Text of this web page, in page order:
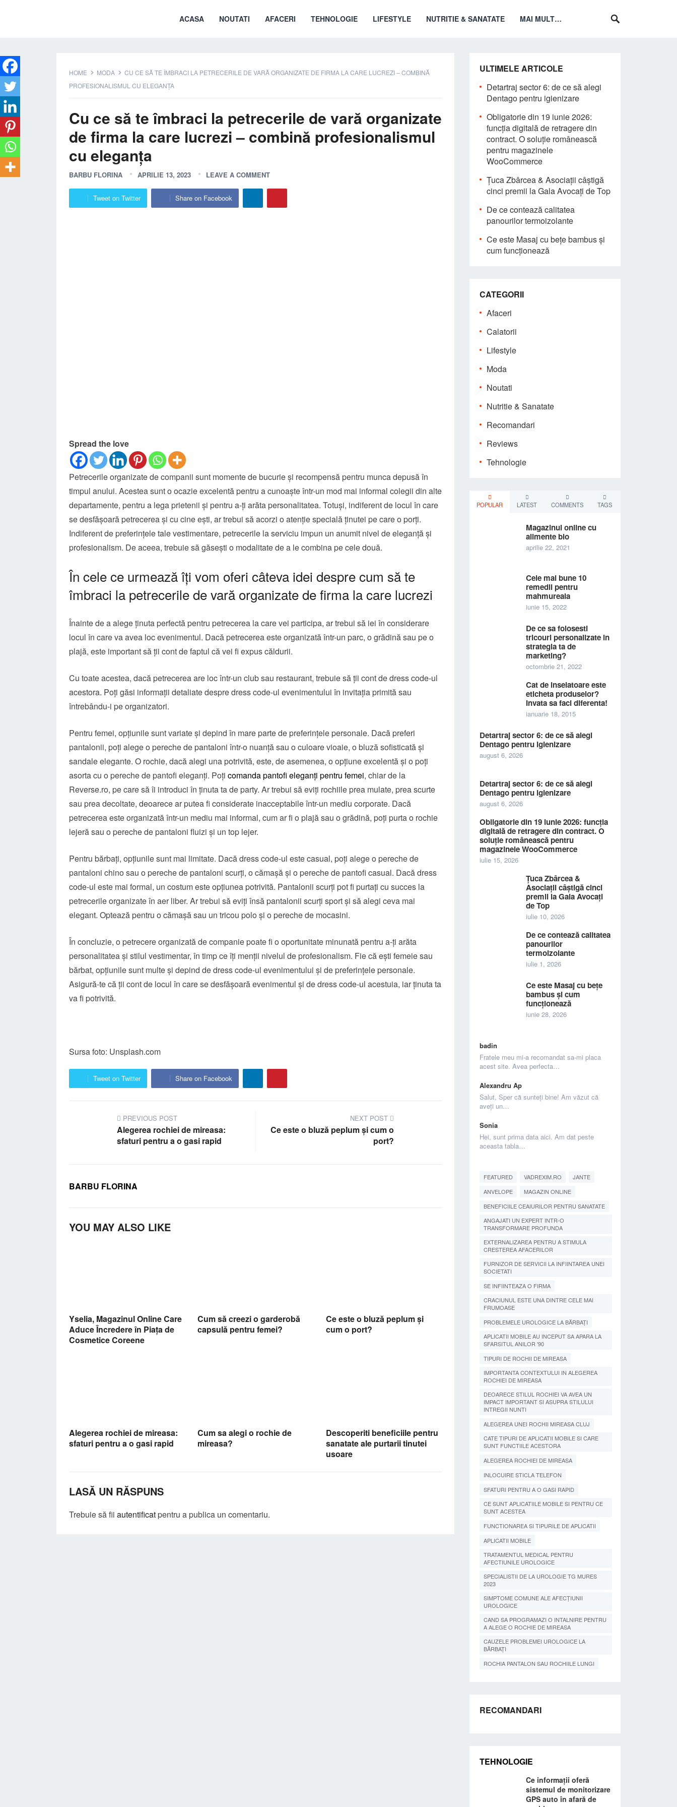
ACASA NOUTATI AFACERI TEHNOLOGIE LIFESTYLE NUTRITIE & SANATATE MAI MULT…
HOME MODA
CU CE SĂ TE ÎMBRACI LA PETRECERILE DE VARĂ ORGANIZATE DE FIRMA LA CARE LUCREZI – COMBINĂ
PROFESIONALISMUL CU ELEGANȚA
Cu ce să te îmbraci la petrecerile de vară organizate
de firma la care lucrezi – combină profesionalismul
cu eleganța
BARBU FLORINA APRILIE 13, 2023 LEAVE A COMMENT
Tweet on Twitter Share on Facebook
Spread the love
Petrecerile organizate de companii sunt momente de bucurie și recompensă pentru munca depusă în
timpul anului. Acestea sunt o ocazie excelentă pentru a cunoaște într-un mod mai informal colegii din alte
departamente, pentru a lega prietenii și pentru a-ți arăta personalitatea. Totuși, indiferent de locul în care
se desfășoară petrecerea și cu cine ești, ar trebui să acorzi o atenție specială ținutei pe care o porți.
Indiferent de preferințele tale vestimentare, petrecerile la serviciu impun un anumit nivel de eleganță și
profesionalism. De aceea, trebuie să găsești o modalitate de a le combina pe cele două.
În cele ce urmează îți vom oferi câteva idei despre cum să te
îmbraci la petrecerile de vară organizate de firma la care lucrezi
Înainte de a alege ținuta perfectă pentru petrecerea la care vei participa, ar trebui să iei în considerare
locul în care va avea loc evenimentul. Dacă petrecerea este organizată într-un parc, o grădină sau pe o
plajă, este important să ții cont de faptul că vei fi expus căldurii.
Cu toate acestea, dacă petrecerea are loc într-un club sau restaurant, trebuie să ții cont de dress code-ul
acestora. Poți găsi informații detaliate despre dress code-ul evenimentului în invitația primită sau
întrebându-i pe organizatori.
Pentru femei, opțiunile sunt variate și depind în mare parte de preferințele personale. Dacă preferi
pantalonii, poți alege o pereche de pantaloni într-o nuanță sau o culoare vioaie, o bluză sofisticată și
sandale elegante. O rochie, dacă alegi una potrivită, este, de asemenea, o opțiune excelentă și o poți
asorta cu o pereche de pantofi eleganți. Poți comanda pantofi eleganți pentru femei, chiar de la
Reverse.ro, pe care să îi introduci în ținuta ta de party. Ar trebui să eviți rochiile prea mulate, prea scurte
sau prea decoltate, deoarece ar putea fi considerate inacceptabile într-un mediu corporate. Dacă
petrecerea este organizată într-un mediu mai informal, cum ar fi o plajă sau o grădină, poți purta o rochie
lejeră sau o pereche de pantaloni fluizi și un top lejer.
Pentru bărbați, opțiunile sunt mai limitate. Dacă dress code-ul este casual, poți alege o pereche de
pantaloni chino sau o pereche de pantaloni scurți, o cămașă și o pereche de pantofi casual. Dacă dress
code-ul este mai formal, un costum este opțiunea potrivită. Pantalonii scurți pot fi purtați cu succes la
petrecerile organizate în aer liber. Ar trebui să eviți însă pantalonii scurți sport și să alegi ceva mai
elegant. Optează pentru o cămașă sau un tricou polo și o pereche de mocasini.
În concluzie, o petrecere organizată de companie poate fi o oportunitate minunată pentru a-ți arăta
personalitatea și stilul vestimentar, în timp ce îți menții nivelul de profesionalism. Fie că ești femeie sau
bărbat, opțiunile sunt multe și depind de dress code-ul evenimentului și de preferințele personale.
Asigură-te că ții cont de locul în care se desfășoară evenimentul și de dress code-ul acestuia, iar ținuta ta
va fi potrivită.
Sursa foto: Unsplash.com
Tweet on Twitter Share on Facebook
PREVIOUS POST
Alegerea rochiei de mireasa:
sfaturi pentru a o gasi rapid
NEXT POST
Ce este o bluză peplum și cum o
port?
BARBU FLORINA
YOU MAY ALSO LIKE
Yselia, Magazinul Online Care
Aduce Încredere în Piața de
Cosmetice Coreene
Cum să creezi o garderobă
capsulă pentru femei?
Ce este o bluză peplum și
cum o port?
Alegerea rochiei de mireasa:
sfaturi pentru a o gasi rapid
Cum sa alegi o rochie de
mireasa?
Descoperiti beneficiile pentru
sanatate ale purtarii tinutei
usoare
LASĂ UN RĂSPUNS
Trebuie să fii autentificat pentru a publica un comentariu.
ULTIMELE ARTICOLE
Detartraj sector 6: de ce să alegi
Dentago pentru igienizare
Obligatorie din 19 iunie 2026:
funcția digitală de retragere din
contract. O soluție românească
pentru magazinele
WooCommerce
Țuca Zbârcea & Asociații câștigă
cinci premii la Gala Avocați de Top
De ce contează calitatea
panourilor termoizolante
Ce este Masaj cu bețe bambus și
cum funcționează
CATEGORII
Afaceri
Calatorii
Lifestyle
Moda
Noutati
Nutritie & Sanatate
Recomandari
Reviews
Tehnologie
POPULAR LATEST COMMENTS TAGS
Magazinul online cu
alimente bio
aprilie 22, 2021
Cele mai bune 10
remedii pentru
mahmureala
iunie 15, 2022
De ce sa folosesti
tricouri personalizate in
strategia ta de
marketing?
octombrie 21, 2022
Cat de inselatoare este
eticheta produselor?
Invata sa faci diferenta!
ianuarie 18, 2015
Detartraj sector 6: de ce să alegi
Dentago pentru igienizare
august 6, 2026
Detartraj sector 6: de ce să alegi
Dentago pentru igienizare
august 6, 2026
Obligatorie din 19 iunie 2026: funcția
digitală de retragere din contract. O
soluție românească pentru
magazinele WooCommerce
iulie 15, 2026
Țuca Zbârcea &
Asociații câștigă cinci
premii la Gala Avocați
de Top
iulie 10, 2026
De ce contează calitatea
panourilor
termoizolante
iulie 1, 2026
Ce este Masaj cu bețe
bambus și cum
funcționează
iunie 28, 2026
badin
Fratele meu mi-a recomandat sa-mi placa
acest site. Avea perfecta…
Alexandru Ap
Salut, Sper că sunteți bine! Am văzut că
aveți un…
Sonia
Hei, sunt prima data aici. Am dat peste
aceasta tabla…
FEATURED VADREXIM.RO
JANTE
ANVELOPE
MAGAZIN ONLINE
BENEFICIILE CEAIURILOR PENTRU SANATATE
ANGAJATI UN EXPERT INTR-O
TRANSFORMARE PROFUNDA
EXTERNALIZAREA PENTRU A STIMULA
CRESTEREA AFACERILOR
FURNIZOR DE SERVICII LA INFIINTAREA UNEI
SOCIETATI
SE INFIINTEAZA O FIRMA
CRACIUNUL ESTE UNA DINTRE CELE MAI
FRUMOASE
PROBLEMELE UROLOGICE LA BĂRBAȚI
APLICATII MOBILE AU INCEPUT SA APARA LA
SFARSITUL ANILOR '90
TIPURI DE ROCHII DE MIREASA
IMPORTANTA CONTEXTULUI IN ALEGEREA
ROCHIEI DE MIREASA
DEOARECE STILUL ROCHIEI VA AVEA UN
IMPACT IMPORTANT SI ASUPRA STILULUI
INTREGII NUNTI
ALEGEREA UNEI ROCHII MIREASA CLUJ
CATE TIPURI DE APLICATII MOBILE SI CARE
SUNT FUNCTIILE ACESTORA
ALEGEREA ROCHIEI DE MIREASA
INLOCUIRE STICLA TELEFON
SFATURI PENTRU A O GASI RAPID
CE SUNT APLICATIILE MOBILE SI PENTRU CE
SUNT ACESTEA
FUNCTIONAREA SI TIPURILE DE APLICATII
APLICATII MOBILE
TRATAMENTUL MEDICAL PENTRU
AFECTIUNILE UROLOGICE
SPECIALISTII DE LA UROLOGIE TG MURES
2023
SIMPTOME COMUNE ALE AFECȚIUNII
UROLOGICE
CAND SA PROGRAMAZI O INTALNIRE PENTRU
A ALEGE O ROCHIE DE MIREASA
CAUZELE PROBLEMEI UROLOGICE LA
BĂRBAȚI
ROCHIA PANTALON SAU ROCHIILE LUNGI
RECOMANDARI
TEHNOLOGIE
Ce informații oferă
sistemul de monitorizare
GPS auto în afară de